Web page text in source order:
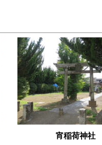
宵稲荷神社